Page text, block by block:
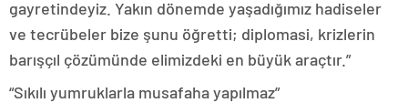
gayretindeyiz. Yakın dönemde yaşadığımız hadiseler
ve tecrübeler bize şunu öğretti; diplomasi, krizlerin
barışçıl çözümünde elimizdeki en büyük araçtır.”
“Sıkılı yumruklarla musafaha yapılmaz”